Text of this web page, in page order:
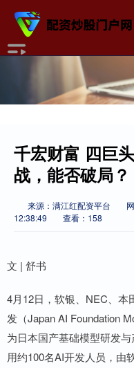
千宏财富 四巨
战，能否破局？
来源：满江红配资平台
12:38:49
查看：158
文 | 舒书
4月12日，软银、NEC、本
发（Japan AI Foundation
为日本国产基础模型研发
用约100名AI开发人员，由